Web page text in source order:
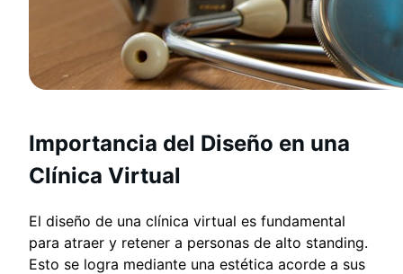
Importancia del Diseño en una
Clínica Virtual
El diseño de una clínica virtual es fundamental
para atraer y retener a personas de alto standing.
Esto se logra mediante una estética acorde a sus